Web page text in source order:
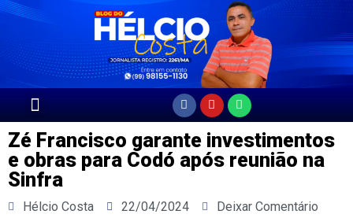
Zé Francisco garante investimentos
e obras para Codó após reunião na
Sinfra
Hélcio Costa 22/04/2024 Deixar Comentário